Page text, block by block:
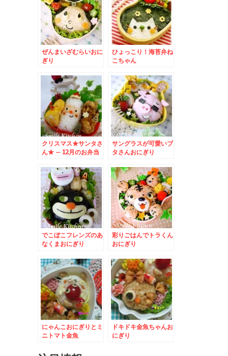
ぜんまいざむらいおに
ぎり
ひょっこり！海苔弁ね
こちゃん
クリスマス★サンタさ
ん★ – 12月のお弁当
まり☆
サングラスが可愛いブ
タさんおにぎり
でこぼこフレンズのあ
なくまおにぎり
彩りごはんでトラくん
おにぎり
にゃんこおにぎりとミ
ニトマト金魚
ドキドキ金魚ちゃんお
にぎり